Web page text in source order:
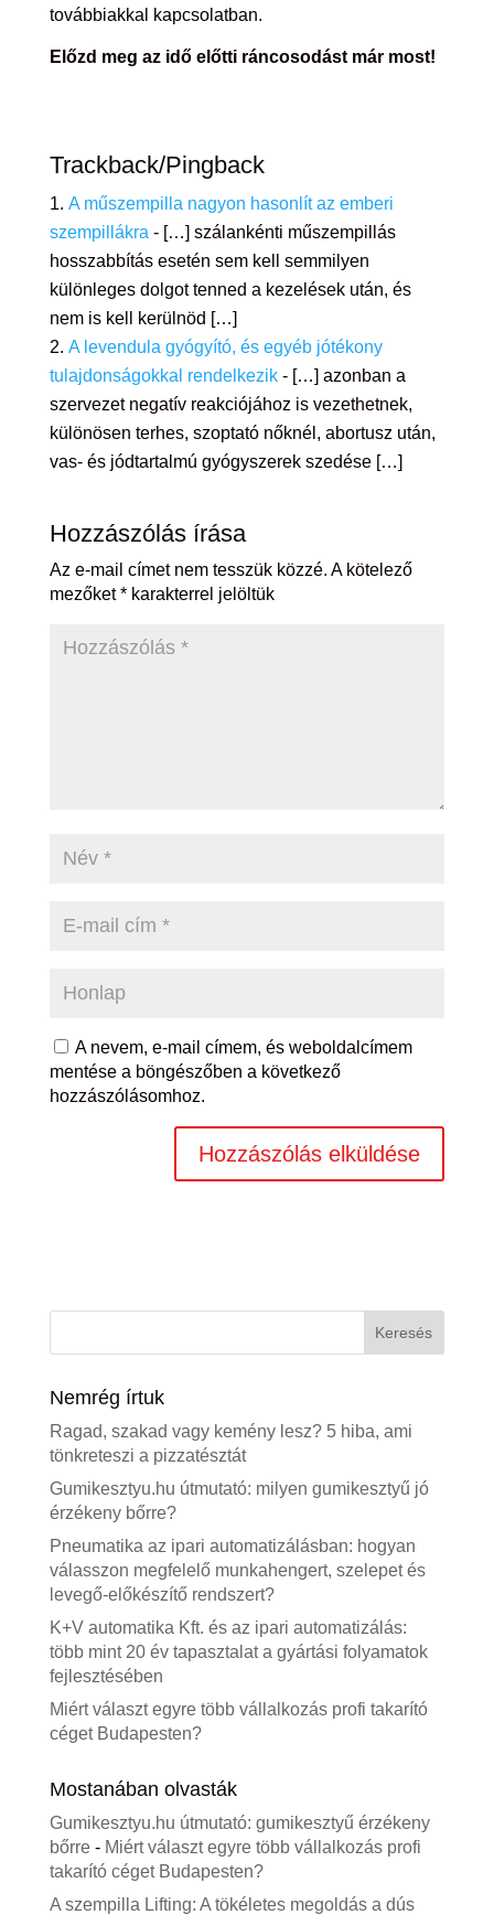
továbbiakkal kapcsolatban.
Előzd meg az idő előtti ráncosodást már most!
Trackback/Pingback
A műszempilla nagyon hasonlít az emberi
szempillákra - […] szálankénti műszempillás
hosszabbítás esetén sem kell semmilyen
különleges dolgot tenned a kezelések után, és
nem is kell kerülnöd […]
A levendula gyógyító, és egyéb jótékony
tulajdonságokkal rendelkezik- […] azonban a
szervezet negatív reakciójához is vezethetnek,
különösen terhes, szoptató nőknél, abortusz után,
vas- és jódtartalmú gyógyszerek szedése […]
Hozzászólás írása
Az e-mail címet nem tesszük közzé. A kötelező
mezőket*karakterrel jelöltük
A nevem, e-mail címem, és weboldalcímem
mentése a böngészőben a következő
hozzászólásomhoz.
Nemrég írtuk
Ragad, szakad vagy kemény lesz? 5 hiba, ami
tönkreteszi a pizzatésztát
Gumikesztyu.hu útmutató: milyen gumikesztyű jó
érzékeny bőrre?
Pneumatika az ipari automatizálásban: hogyan
válasszon megfelelő munkahengert, szelepet és
levegő-előkészítő rendszert?
K+V automatika Kft. és az ipari automatizálás:
több mint 20 év tapasztalat a gyártási folyamatok
fejlesztésében
Miért választ egyre több vállalkozás profi takarító
céget Budapesten?
Mostanában olvasták
Gumikesztyu.hu útmutató: gumikesztyű érzékeny
bőrre- Miért választ egyre több vállalkozás profi
takarító céget Budapesten?
A szempilla Lifting: A tökéletes megoldás a dús